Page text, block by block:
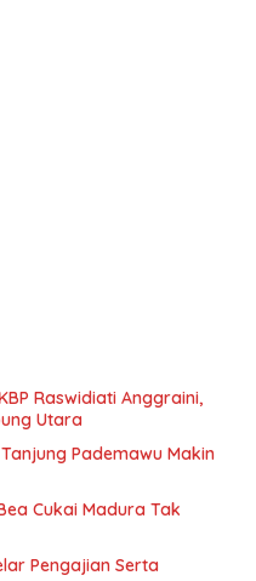
Raswidiati Anggraini,
Utara
Pademawu Makin
Cukai Madura Tak
Pengajian Serta